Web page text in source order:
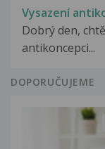
Vysazení
Dobrý den,
antikoncepci...
DOPORUČUJEME